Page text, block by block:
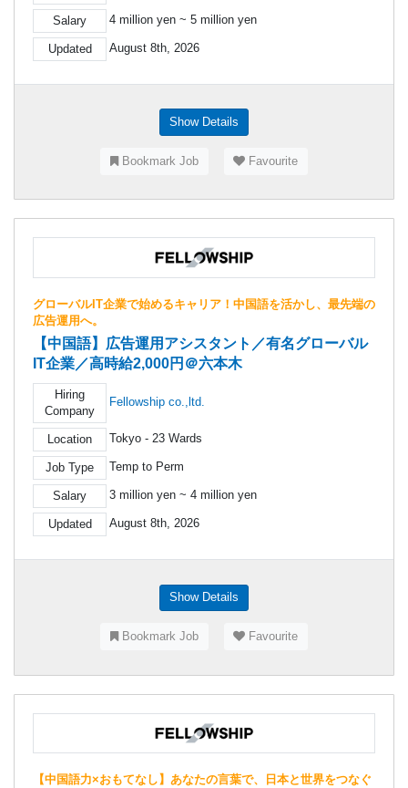
Salary 4 million yen ~ 5 million yen
Updated August 8th, 2026
Show Details
Bookmark Job Favourite
グローバルIT企業で始めるキャリア！中国語を活かし、最先端の
広告運用へ。
【中国語】広告運用アシスタント／有名グローバル
IT企業／高時給2,000円＠六本木
Hiring
Company
Fellowship co.,ltd.
Location Tokyo - 23 Wards
Job Type Temp to Perm
Salary 3 million yen ~ 4 million yen
Updated August 8th, 2026
Show Details
Bookmark Job Favourite
【中国語力×おもてなし】あなたの言葉で、日本と世界をつなぐ